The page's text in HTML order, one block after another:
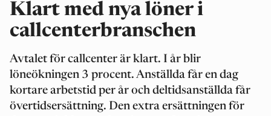
Klart med nya löner i
callcenterbranschen
Avtalet för callcenter är klart. I år blir
löneökningen 3 procent. Anställda får en dag
kortare arbetstid per år och deltidsanställda får
övertidsersättning. Den extra ersättningen för